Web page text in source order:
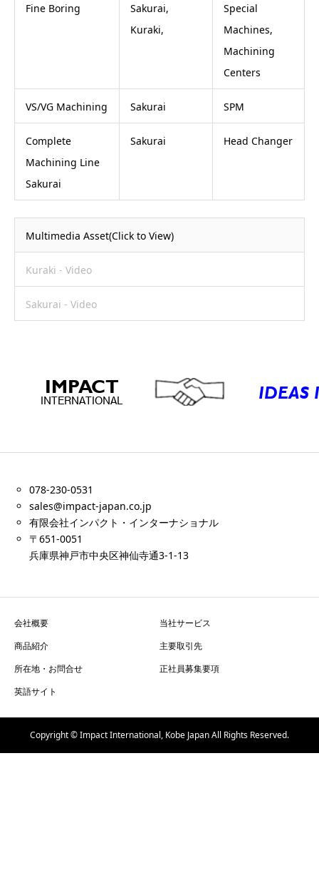
Fine Boring
Sakurai,
Kuraki,
Special
Machines,
Machining
Centers
VS/VG Machining Sakurai SPM
Complete
Machining Line
Sakurai
Sakurai Head Changer
Multimedia Asset(Click to View)
Kuraki - Video
Sakurai - Video
078-230-0531
sales@impact-japan.co.jp
有限会社インパクト・インターナショナル
〒651-0051
兵庫県神戸市中央区神仙寺通3-1-13
会社概要
当社サービス
商品紹介
主要取引先
所在地・お問合せ
正社員募集要項
英語サイト
Copyright © Impact International, Kobe Japan All Rights Reserved.